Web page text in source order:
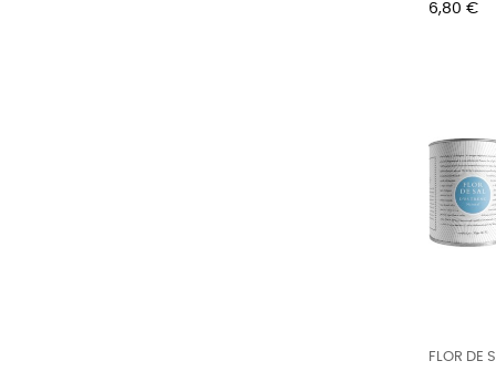
Preu
6,80 €
FLOR DE